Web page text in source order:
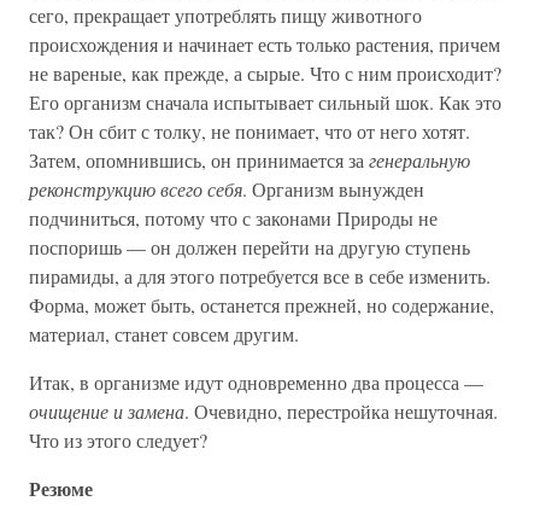
сего, прекращает употреблять пищу животного
происхождения и начинает есть только растения, причем
не вареные, как прежде, а сырые. Что с ним происходит?
Его организм сначала испытывает сильный шок. Как это
так? Он сбит с толку, не понимает, что от него хотят.
Затем, опомнившись, он принимается за генеральную
реконструкцию всего себя. Организм вынужден
подчиниться, потому что с законами Природы не
поспоришь — он должен перейти на другую ступень
пирамиды, а для этого потребуется все в себе изменить.
Форма, может быть, останется прежней, но содержание,
материал, станет совсем другим.
Итак, в организме идут одновременно два процесса —
очищение и замена. Очевидно, перестройка нешуточная.
Что из этого следует?
Резюме